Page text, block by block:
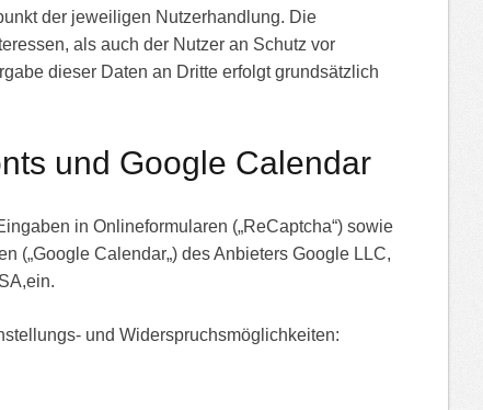
der jeweiligen Nutzerhandlung. Die
als auch der Nutzer an Schutz vor
dieser Daten an Dritte erfolgt grundsätzlich
und Google Calendar
in Onlineformularen („ReCaptcha“) sowie
(„Google Calendar„) des Anbieters Google LLC,
und Widerspruchsmöglichkeiten: